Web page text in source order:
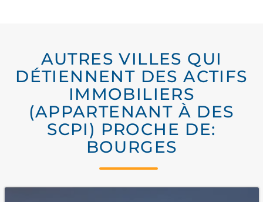
AUTRES VILLES QUI
DÉTIENNENT DES ACTIFS
IMMOBILIERS
(APPARTENANT À DES
SCPI) PROCHE DE:
BOURGES